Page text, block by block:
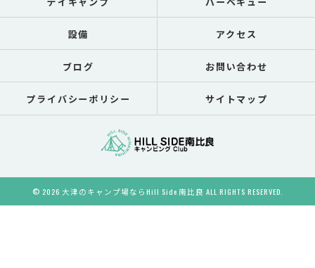
設備 アクセス
ブログ お問い合わせ
プライバシーポリシー サイトマップ
© 2026 大津のキャンプ場ならHill Side 南比良 ALL RIGHTS RESERVED.